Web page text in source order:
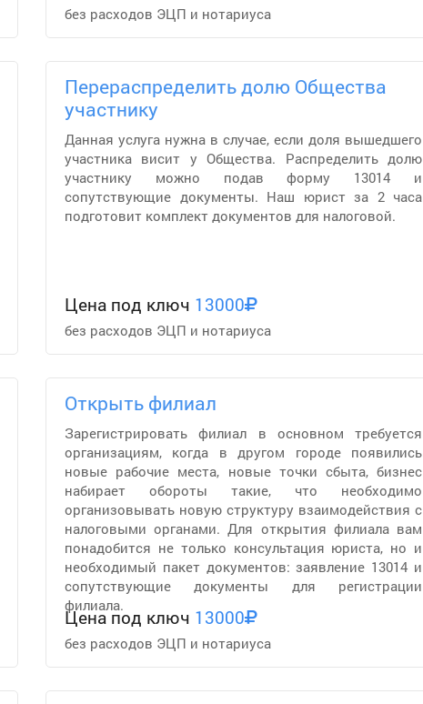
без расходов ЭЦП и нотариуса
Перераспределить долю Общества
участнику
Данная услуга нужна в случае, если доля вышедшего
участника висит у Общества. Распределить долю
участнику можно подав форму 13014 и
сопутствующие документы. Наш юрист за 2 часа
подготовит комплект документов для налоговой.
Цена под ключ 13000
без расходов ЭЦП и нотариуса
Открыть филиал
Зарегистрировать филиал в основном требуется
организациям, когда в другом городе появились
новые рабочие места, новые точки сбыта, бизнес
набирает обороты такие, что необходимо
организовывать новую структуру взаимодействия с
налоговыми органами. Для открытия филиала вам
понадобится не только консультация юриста, но и
необходимый пакет документов: заявление 13014 и
сопутствующие документы для регистрации
филиала.
Цена под ключ 13000
без расходов ЭЦП и нотариуса